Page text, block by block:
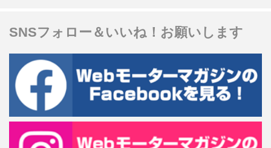
SNSフォロー＆いいね！お願いします